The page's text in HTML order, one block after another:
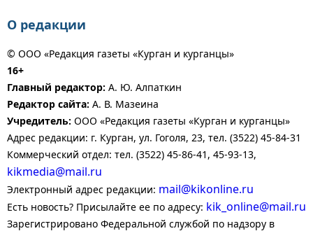
О редакции
© ООО «Редакция газеты «Курган и курганцы»
16+
Главный редактор: А. Ю. Алпаткин
Редактор сайта: А. В. Мазеина
Учредитель: ООО «Редакция газеты «Курган и курганцы»
Адрес редакции: г. Курган, ул. Гоголя, 23, тел. (3522) 45-84-31
Коммерческий отдел: тел. (3522) 45-86-41, 45-93-13,
kikmedia@mail.ru
Электронный адрес редакции: mail@kikonline.ru
Есть новость? Присылайте ее по адресу: kik_online@mail.ru
Зарегистрировано Федеральной службой по надзору в